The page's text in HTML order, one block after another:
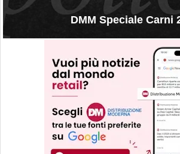
DMM Speciale Carni